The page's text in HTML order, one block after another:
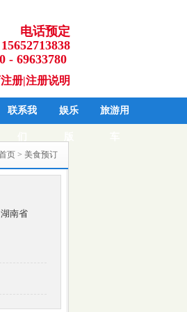
电话预定
15652713838
- 69633780
册|注册说明
联系我 娱乐 旅游用
页 > 美食预订
湖南省